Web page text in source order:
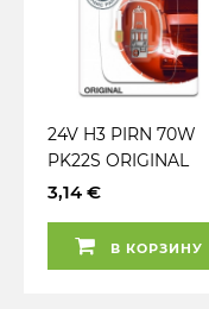
24V H3 PIRN 70W
PK22S ORIGINAL
BLISTER 1TK OSRAM
3,14 €
В КОРЗИНУ